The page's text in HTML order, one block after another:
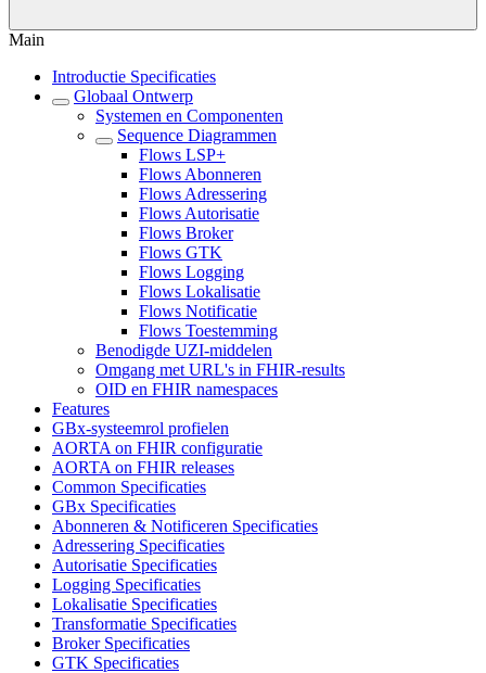
Main
Introductie Specificaties
Globaal Ontwerp
Systemen en Componenten
Sequence Diagrammen
Flows LSP+
Flows Abonneren
Flows Adressering
Flows Autorisatie
Flows Broker
Flows GTK
Flows Logging
Flows Lokalisatie
Flows Notificatie
Flows Toestemming
Benodigde UZI-middelen
Omgang met URL's in FHIR-results
OID en FHIR namespaces
Features
GBx-systeemrol profielen
AORTA on FHIR configuratie
AORTA on FHIR releases
Common Specificaties
GBx Specificaties
Abonneren & Notificeren Specificaties
Adressering Specificaties
Autorisatie Specificaties
Logging Specificaties
Lokalisatie Specificaties
Transformatie Specificaties
Broker Specificaties
GTK Specificaties